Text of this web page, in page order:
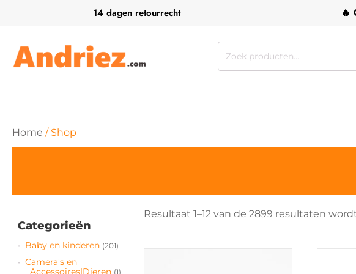
14 dagen retourrecht 🔥
Zoeken
Home / Shop
Categorieën
Baby en kinderen (201)
Camera's en
Accessoires|Dieren (1)
Resultaat 1–12 van de 2899 resultaten